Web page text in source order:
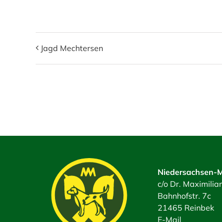
Jagd Mechtersen
Niedersachsen-
c/o Dr.
Bahnhofstr. 7c
21465 Reinbek
E-Mail